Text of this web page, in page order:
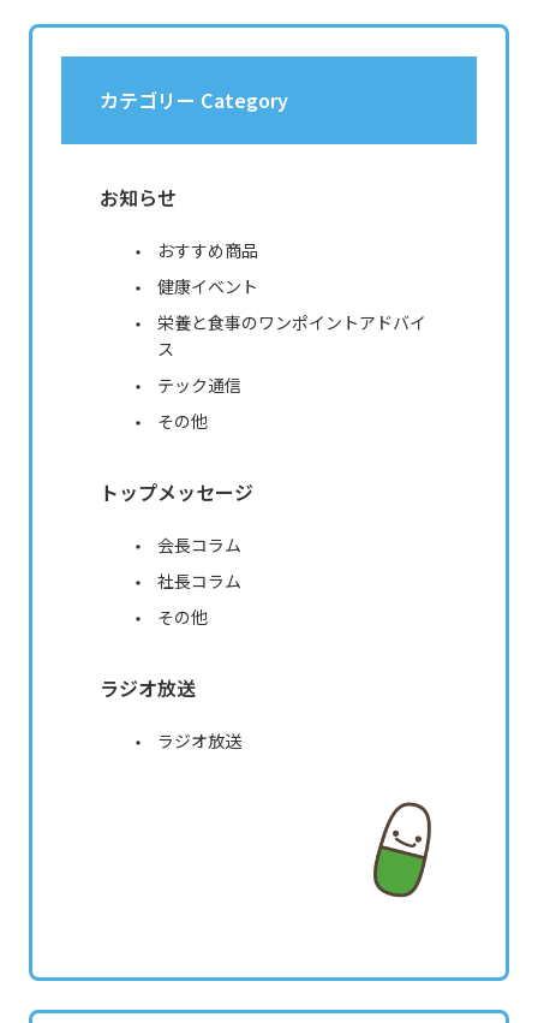
カテゴリー Category
お知らせ
おすすめ商品
健康イベント
栄養と食事のワンポイントアドバイ
ス
テック通信
その他
トップメッセージ
会長コラム
社長コラム
その他
ラジオ放送
ラジオ放送